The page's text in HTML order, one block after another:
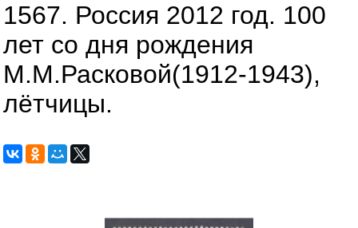
1567. Россия 2012 год. 100
лет со дня рождения
М.М.Расковой(1912-1943),
лётчицы.